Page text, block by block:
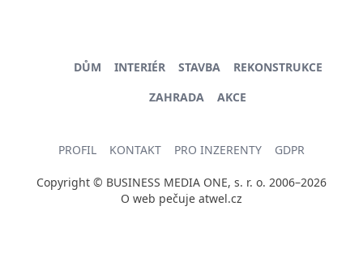
DŮM INTERIÉR STAVBA
REKONSTRUKCE
ZAHRADA
AKCE
PROFIL KONTAKT PRO INZERENTY GDPR
Copyright © BUSINESS MEDIA ONE, s. r. o. 2006–2026